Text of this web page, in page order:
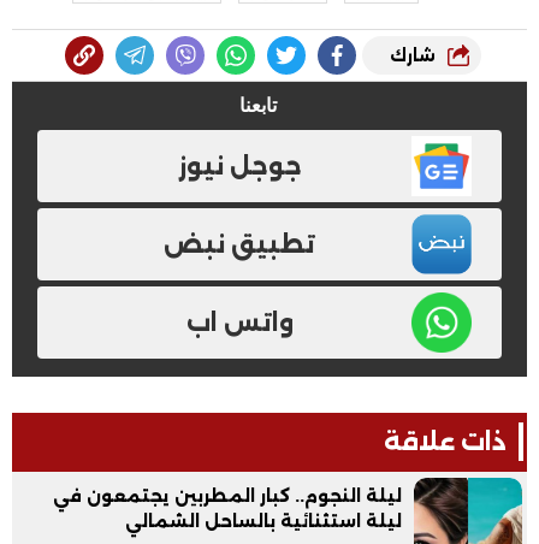
شارك
تابعنا
جوجل نيوز
تطبيق نبض
واتس اب
ذات علاقة
ليلة النجوم.. كبار المطربين يجتمعون في
ليلة استثنائية بالساحل الشمالي